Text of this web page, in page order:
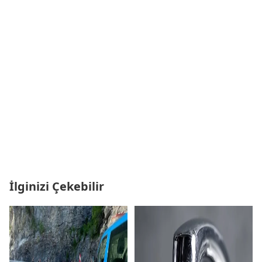
İlginizi Çekebilir